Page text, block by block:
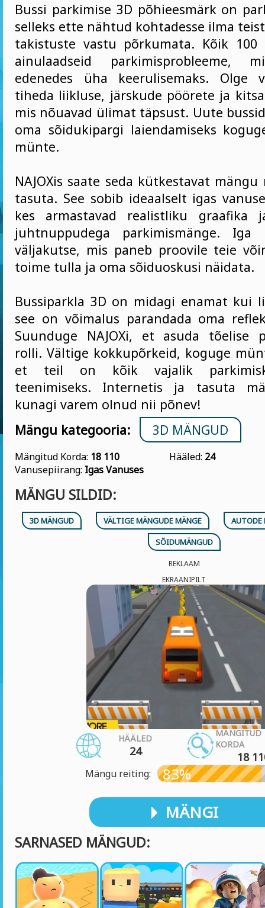
Bussi parkimise 3D põhieesmärk on
selleks ette nähtud kohtadesse ilma
takistuste vastu põrkumata. Kõik 100
ainulaadseid parkimisprobleeme,
edenedes üha keerulisemaks. Olge
tiheda liikluse, järskude pöörete ja
mis nõuavad ülimat täpsust. Uute
oma sõidukipargi laiendamiseks
münte.
NAJOXis saate seda kütkestavat
tasuta. See sobib ideaalselt igas
kes armastavad realistliku graafika
juhtnuppudega parkimismänge.
väljakutse, mis paneb proovile teie
toime tulla ja oma sõiduoskusi näidata.
Bussiparkla 3D on midagi enamat kui
see on võimalus parandada oma
Suunduge NAJOXi, et asuda tõelise
rolli. Vältige kokkupõrkeid, koguge
et teil on kõik vajalik
teenimiseks. Internetis ja tasuta
kunagi varem olnud nii põnev!
Mängu kategooria:
3D MÄNGUD
Mängitud Korda: 18 110 Hääled: 24
Vanusepiirang: Igas Vanuses
MÄNGU SILDID:
3D MÄNGUD VÄLTIGE MÄNGUDE MÄNGE
AUTODE
SÕIDUMÄNGUD
REKLAAM
EKRAANIPILT
HÄÄLED
24
MÄNGITUD
KORDA
18
Mängu reiting: 83%
MÄNGI
SARNASED MÄNGUD: